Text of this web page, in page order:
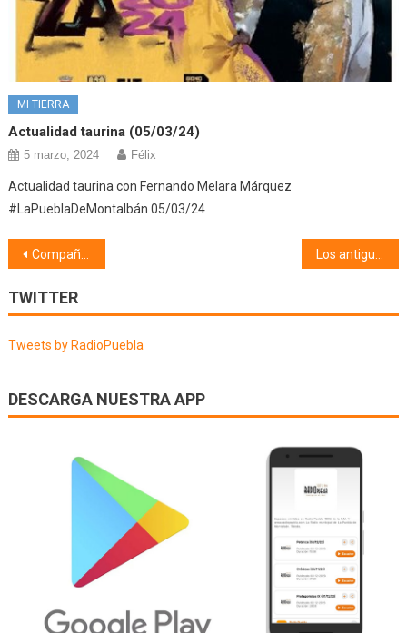
MI TIERRA
Actualidad taurina (05/03/24)
5 marzo, 2024 Félix
Actualidad taurina con Fernando Melara Márquez
#LaPueblaDeMontalbán 05/03/24
Navegación
de
entradas
Compañía de Danza Nuevo Amanecer (06/07/21)
TWITTER
Tweets by RadioPuebla
DESCARGA NUESTRA APP